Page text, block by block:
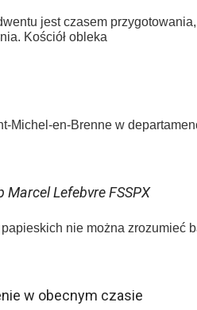
jest czasem
Kościół obleka
en-Brenne w
Marcel Lefebvre FSSPX
nie można
w obecnym czasie